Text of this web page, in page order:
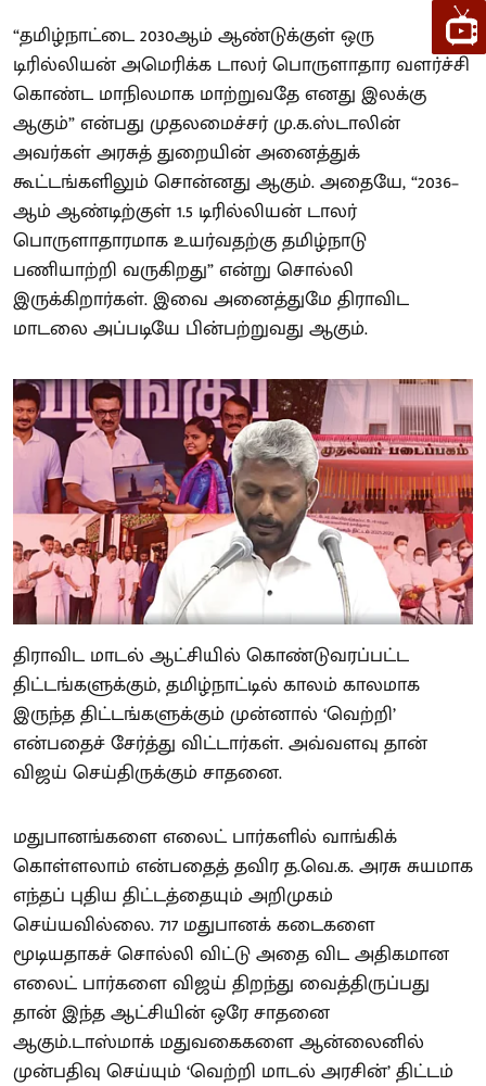
“தமிழ்நாட்டை 2030ஆம் ஆண்டுக்குள் ஒரு
டிரில்லியன் அமெரிக்க டாலர் பொருளாதார வளர்ச்சி
கொண்ட மாநிலமாக மாற்றுவதே எனது இலக்கு
ஆகும்” என்பது முதலமைச்சர் மு.க.ஸ்டாலின்
அவர்கள் அரசுத் துறையின் அனைத்துக்
கூட்டங்களிலும் சொன்னது ஆகும். அதையே, “2036–
ஆம் ஆண்டிற்குள் 1.5 டிரில்லியன் டாலர்
பொருளாதாரமாக உயர்வதற்கு தமிழ்நாடு
பணியாற்றி வருகிறது” என்று சொல்லி
இருக்கிறார்கள். இவை அனைத்துமே திராவிட
மாடலை அப்படியே பின்பற்றுவது ஆகும்.
திராவிட மாடல் ஆட்சியில் கொண்டுவரப்பட்ட
திட்டங்களுக்கும், தமிழ்நாட்டில் காலம் காலமாக
இருந்த திட்டங்களுக்கும் முன்னால் ‘வெற்றி’
என்பதைச் சேர்த்து விட்டார்கள். அவ்வளவு தான்
விஜய் செய்திருக்கும் சாதனை.
மதுபானங்களை எலைட் பார்களில் வாங்கிக்
கொள்ளலாம் என்பதைத் தவிர த.வெ.க. அரசு சுயமாக
எந்தப் புதிய திட்டத்தையும் அறிமுகம்
செய்யவில்லை. 717 மதுபானக் கடைகளை
மூடியதாகச் சொல்லி விட்டு அதை விட அதிகமான
எலைட் பார்களை விஜய் திறந்து வைத்திருப்பது
தான் இந்த ஆட்சியின் ஒரே சாதனை
ஆகும்.டாஸ்மாக் மதுவகைகளை ஆன்லைனில்
முன்பதிவு செய்யும் ‘வெற்றி மாடல் அரசின்’ திட்டம்